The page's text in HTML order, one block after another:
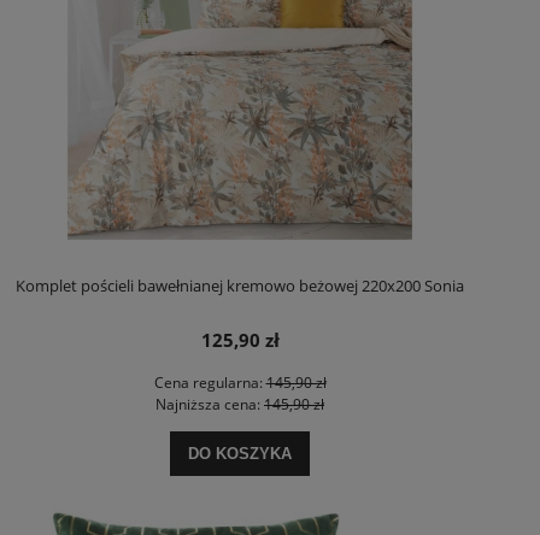
Komplet pościeli bawełnianej kremowo beżowej 220x200 Sonia
125,90 zł
Cena regularna:145,90 zł
Najniższa cena: 145,90 zł
DO KOSZYKA